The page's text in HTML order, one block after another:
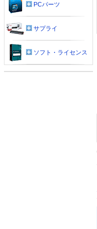
PCパーツ
サプライ
ソフト・ライセンス